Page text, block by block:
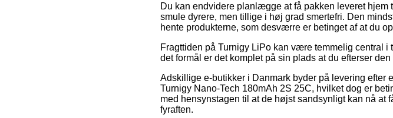
Du kan endvidere planlægge at få pakken leveret
smule dyrere, men tillige i høj grad smertefri. Den
hente produkterne, som desværre er betinget af at du
Fragttiden på Turnigy LiPo kan være temmelig central
det formål er det komplet på sin plads at du efterser
Adskillige e-butikker i Danmark byder på levering efter
Turnigy Nano-Tech 180mAh 2S 25C, hvilket dog er
med hensynstagen til at de højst sandsynligt kan nå
fyraften.